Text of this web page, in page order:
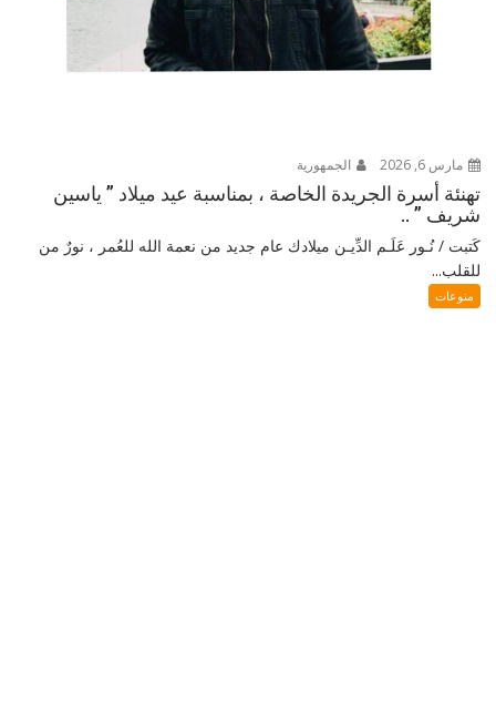
مارس 6, 2026 الجمهورية
تهنئة أسرة الجريدة الخاصة ، بمناسبة عيد ميلاد ” ياسين
شريف ” ..
كَتبت / نُـور عَلَـم الدِّيـن ميلادك عام جديد من نعمة الله للعُمر ، نورٌ من
للقلب...
منوعات